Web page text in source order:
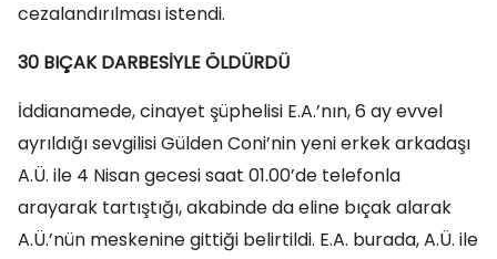
cezalandırılması istendi.
30 BIÇAK DARBESİYLE ÖLDÜRDÜ
İddianamede, cinayet şüphelisi E.A.’nın, 6 ay evvel
ayrıldığı sevgilisi Gülden Coni’nin yeni erkek arkadaşı
A.Ü. ile 4 Nisan gecesi saat 01.00’de telefonla
arayarak tartıştığı, akabinde da eline bıçak alarak
A.Ü.’nün meskenine gittiği belirtildi. E.A. burada, A.Ü. ile